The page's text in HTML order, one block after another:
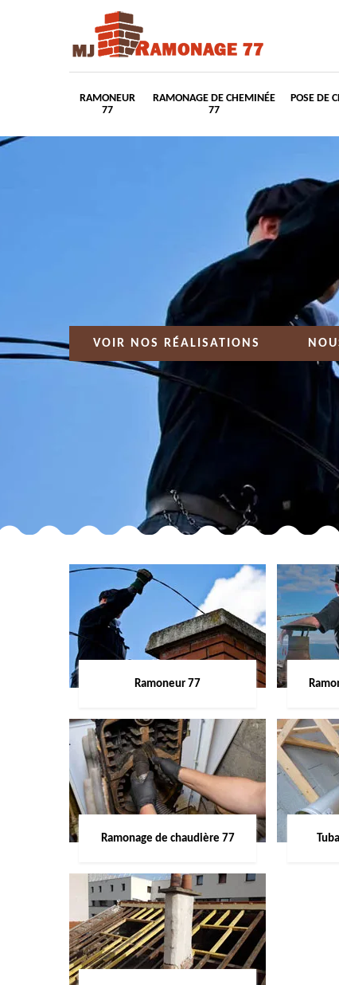
RAMONEUR
77
RAMONAGE DE CHEMINÉE
77
POSE DE
VOIR NOS RÉALISATIONS
Ramoneur 77
Ramonage de chaudière 77